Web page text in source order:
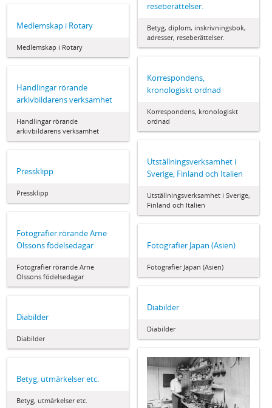
reseberättelser.
Betyg, diplom, inskrivningsbok,
adresser, reseberättelser.
Medlemskap i Rotary
Medlemskap i Rotary
Korrespondens,
kronologiskt ordnad
Korrespondens, kronologiskt
ordnad
Handlingar rörande
arkivbildarens verksamhet
Handlingar rörande
arkivbildarens verksamhet
Utställningsverksamhet i
Sverige, Finland och Italien
Utställningsverksamhet i Sverige,
Finland och Italien
Pressklipp
Pressklipp
Fotografier rörande Arne
Olssons födelsedagar
Fotografier rörande Arne
Olssons födelsedagar
Fotografier Japan (Asien)
Fotografier Japan (Asien)
Diabilder
Diabilder
Diabilder
Diabilder
Betyg, utmärkelser etc.
Betyg, utmärkelser etc.